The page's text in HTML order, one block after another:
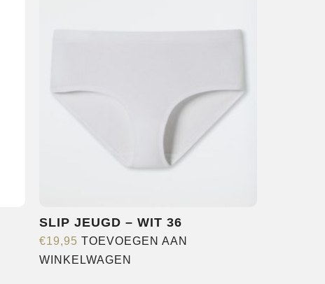
SLIP JEUGD – WIT 36
€19,95 TOEVOEGEN AAN
WINKELWAGEN